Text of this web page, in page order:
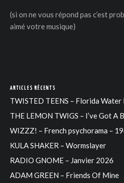
(si on ne vous répond pas c’est
aimé votre musique)
ARTICLES RÉCENTS
TWISTED TEENS – Florida Water
THE LEMON TWIGS – I’ve Got A
WIZZZ! – French psychorama –
KULA SHAKER – Wormslayer
RADIO GNOME – Janvier 2026
ADAM GREEN – Friends Of Mine